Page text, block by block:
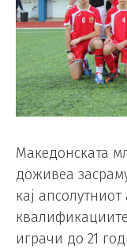
Македонската
доживеа
кај
играчи до 21